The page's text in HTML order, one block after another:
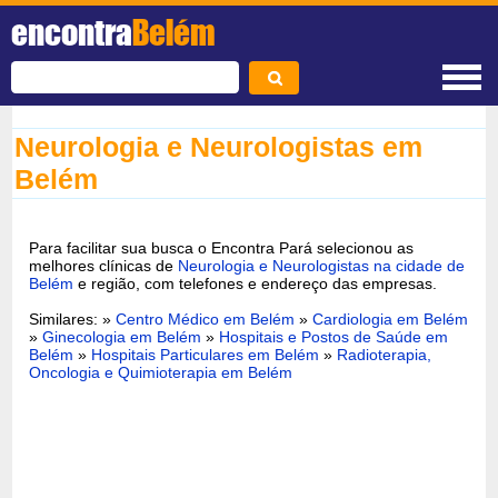
encontraBelém
Neurologia e Neurologistas em
Belém
Para facilitar sua busca o Encontra Pará selecionou as
melhores clínicas de Neurologia e Neurologistas na cidade de
Belém e região, com telefones e endereço das empresas.
Similares: »Centro Médico em Belém »Cardiologia em Belém
»Ginecologia em Belém » Hospitais e Postos de Saúde em
Belém » Hospitais Particulares em Belém » Radioterapia,
Oncologia e Quimioterapia em Belém